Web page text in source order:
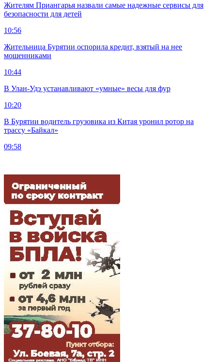
Жителям Приангарья назвали самые надежные сервисы для
безопасности для детей
10:56
Жительница Бурятии оспорила кредит, взятый на нее
мошенниками
10:44
В Улан-Удэ устанавливают «умные» весы для фур
10:20
В Бурятии водитель грузовика из Китая уронил ротор на
трассу «Байкал»
09:58